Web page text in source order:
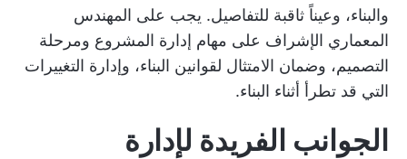
والبناء، وعيناً ثاقبة للتفاصيل. يجب على المهندس
المعماري الإشراف على مهام إدارة المشروع ومرحلة
التصميم، وضمان الامتثال لقوانين البناء، وإدارة التغييرات
التي قد تطرأ أثناء البناء.
الجوانب الفريدة لإدارة